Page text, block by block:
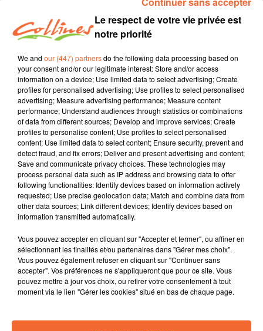
recette cuisine
29 avril 2023 - 4 min 13 sec
CRÈME DE CAFÉ AVEC LANGUES DE CHAT
Jacqueline Pinon
Qu'est-ce qu'on mange ?
Recette présentée par Hélène et Jacqueline.
0:00 4 min 13 sec
Le respect de votre vie privée est
notre priorité
We and our (447) partnersdo the following data processing based on
your consent and/or our legitimate interest: Store and/or access
information on a device; Use limited data to select advertising; Create
profiles for personalised advertising; Use profiles to select personalised
advertising; Measure advertising performance; Measure content
performance; Understand audiences through statistics or combinations
of data from different sources; Develop and improve services; Create
profiles to personalise content; Use profiles to select personalised
content; Use limited data to select content; Ensure security, prevent and
detect fraud, and fix errors; Deliver and present advertising and content;
Save and communicate privacy choices. These technologies may
process personal data such as IP address and browsing data to offer
following functionalities: Identify devices based on information actively
requested; Use precise geolocation data; Match and combine data from
other data sources; Link different devices; Identify devices based on
information transmitted automatically.
Vous pouvez accepter en cliquant sur "Accepter et fermer", ou affiner en
sélectionnant les finalités et/ou partenaires dans "Gérer mes choix".
Vous pouvez également refuser en cliquant sur "Continuer sans
accepter". Vos préférences ne s'appliqueront que pour ce site. Vous
pouvez mettre à jour vos choix, ou retirer votre consentement à tout
moment via le lien "Gérer les cookies" situé en bas de chaque page.